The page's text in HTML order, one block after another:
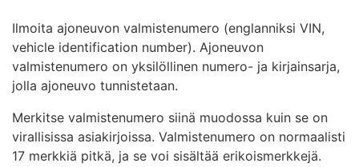
Ilmoita ajoneuvon valmistenumero (englanniksi VIN,
vehicle identification number). Ajoneuvon
valmistenumero on yksilöllinen numero- ja kirjainsarja,
jolla ajoneuvo tunnistetaan.
Merkitse valmistenumero siinä muodossa kuin se on
virallisissa asiakirjoissa. Valmistenumero on normaalisti
17 merkkiä pitkä, ja se voi sisältää erikoismerkkejä.